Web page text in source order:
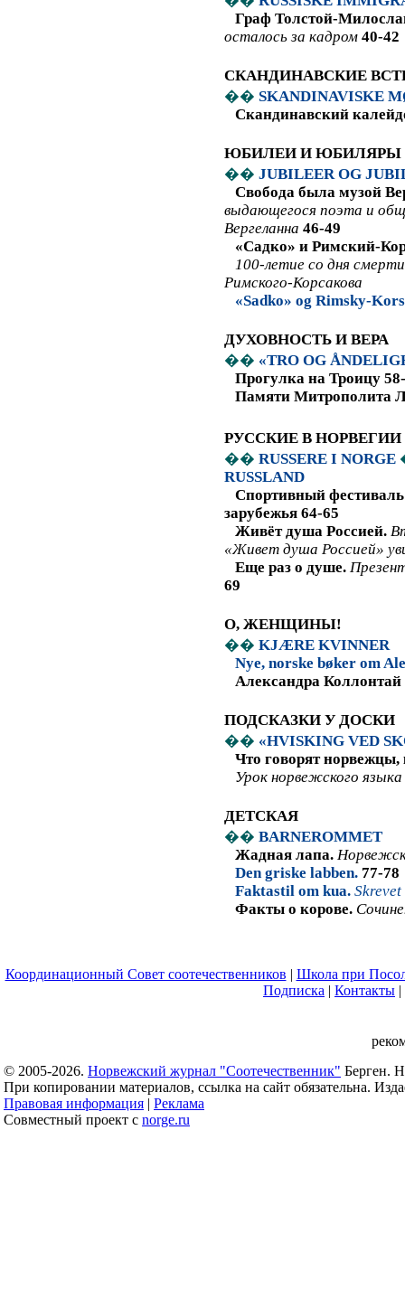
Граф Толстой-
осталось за кадром 40-42
СКАНДИНАВСКИЕ
�� SKANDINAVISKE
Скандинавский
ЮБИЛЕИ И ЮБИЛЯРЫ
�� JUBILEER OG
Свобода была музой
выдающегося поэта и
Вергеланна 46-49
«Садко» и Римский-
100-летие со дня
Римского-Корсакова
«Sadko» og Rimsky-
ДУХОВНОСТЬ И ВЕРА
�� «TRO OG
Прогулка на Троицу
Памяти Митрополита
РУССКИЕ В НОРВЕГИИ
�� RUSSERE I NORGE
RUSSLAND
Спортивный
зарубежья 64-65
Живёт душа Россией.
«Живет душа Россией»
Еще раз о душе.
69
О, ЖЕНЩИНЫ!
�� KJÆRE KVINNER
Nye, norske bøker om
Александра Коллонтай
ПОДСКАЗКИ У ДОСКИ
�� «HVISKING VED
Что говорят норвежцы,
Урок норвежского языка
ДЕТСКАЯ
�� BARNEROMMET
Жадная лапа.
Den griske labben. 77-78
Faktastil om kua.
Факты о корове.
Координационный Совет соотечественников | Школа при
Подписка | Контакты |
© 2005-2026. Норвежский журнал "Соотечественник" Берген.
При копировании материалов, ссылка на сайт обязательна.
Правовая информация | Реклама
Совместный проект с norge.ru